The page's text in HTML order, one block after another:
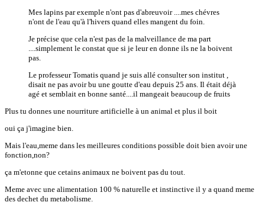
Mes lapins par exemple n'ont pas d'abreuvoir ....mes chévres
n'ont de l'eau qu'à l'hivers quand elles mangent du foin.
Je précise que cela n'est pas de la malveillance de ma part
....simplement le constat que si je leur en donne ils ne la boivent
pas.
Le professeur Tomatis quand je suis allé consulter son institut ,
disait ne pas avoir bu une goutte d'eau depuis 25 ans. Il était déjà
agé et semblait en bonne santé....il mangeait beaucoup de fruits
Plus tu donnes une nourriture artificielle à un animal et plus il boit
oui ça j'imagine bien.
Mais l'eau,meme dans les meilleures conditions possible doit bien avoir une
fonction,non?
ça m'etonne que cetains animaux ne boivent pas du tout.
Meme avec une alimentation 100 % naturelle et instinctive il y a quand meme
des dechet du metabolisme.